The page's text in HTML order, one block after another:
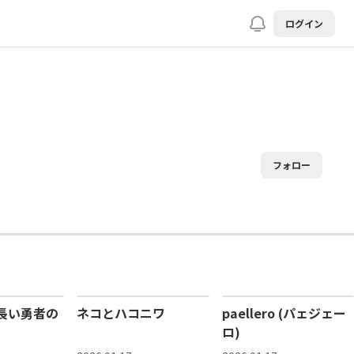
ログイン
フォロー
い勇者の
ネコとハコニワ
paellero (パェジェー
ロ)